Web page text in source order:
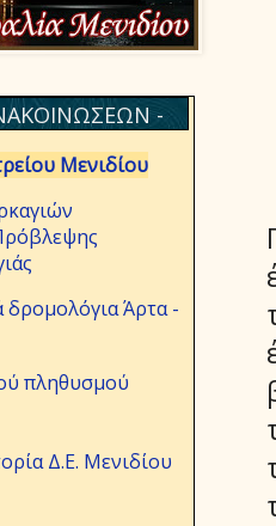
-
Μενιδίου
δρομολόγια Άρτα -
πληθυσμού
Δ.Ε. Μενιδίου